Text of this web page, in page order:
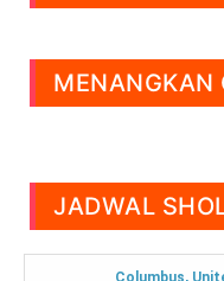
MENANGKAN
JADWAL